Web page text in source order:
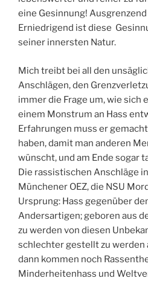
eine Gesinnung!
Erniedrigend ist diese
seiner innersten Natur.
Mich treibt bei all den
Anschlägen, den
immer die Frage um, wie sich
einem Monstrum an Hass
Erfahrungen muss er
haben, damit man anderen
wünscht, und am Ende sogar
Die rassistischen Anschläge
Münchener OEZ, die NSU
Ursprung: Hass gegenüber
Andersartigen; geboren aus
zu werden von diesen
schlechter gestellt zu werden
dann kommen noch
Minderheitenhass und